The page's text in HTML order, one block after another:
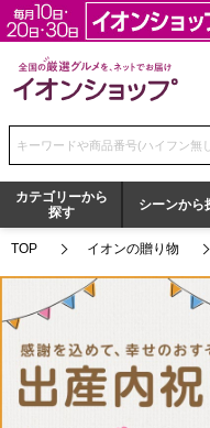
全国の厳選グルメを、ネ
検索キーワードまたは商品番号
カテゴリーから
探す
シーンから
TOP イオンの贈り物